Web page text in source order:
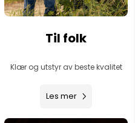
Til folk
Klær og utstyr av beste kvalitet
Les mer